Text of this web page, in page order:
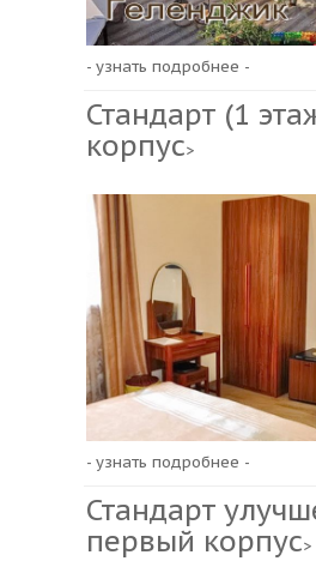
- узнать подробнее -
Стандарт (1
корпус>
- узнать подробнее -
Стандарт
первый корпус>